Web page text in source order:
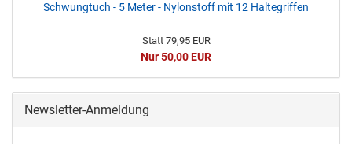
Schwungtuch - 5 Meter - Nylonstoff mit 12 Haltegriffen
Statt 79,95 EUR
Nur 50,00 EUR
Newsletter-Anmeldung